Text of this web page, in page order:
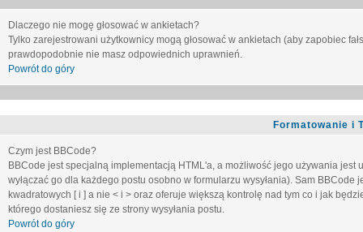
Dlaczego nie mogę głosować w ankietach?
Tylko zarejestrowani użytkownicy mogą głosować w ankietach (aby zapobiec
prawdopodobnie nie masz odpowiednich uprawnień.
Powrót do góry
Formatowanie i
Czym jest BBCode?
BBCode jest specjalną implementacją HTML'a, a możliwość jego używania
wyłączać go dla każdego postu osobno w formularzu wysyłania). Sam
kwadratowych [ i ] a nie < i > oraz oferuje większą kontrolę nad tym co i jak
którego dostaniesz się ze strony wysyłania postu.
Powrót do góry